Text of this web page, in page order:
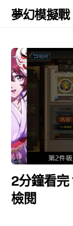
Skip
夢幻模擬戰
2分鐘看完
檢閱